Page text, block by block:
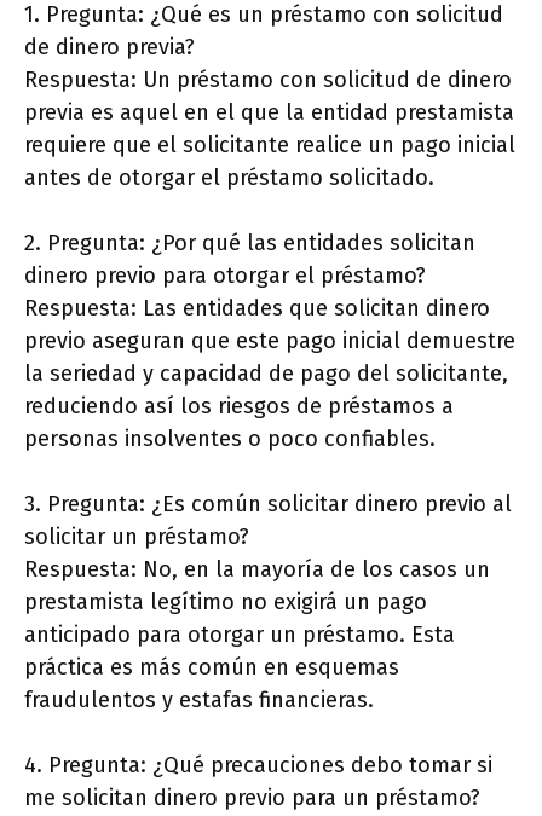
1. Pregunta: ¿Qué es un préstamo con solicitud
de dinero previa?
Respuesta: Un préstamo con solicitud de dinero
previa es aquel en el que la entidad prestamista
requiere que el solicitante realice un pago inicial
antes de otorgar el préstamo solicitado.
2. Pregunta: ¿Por qué las entidades solicitan
dinero previo para otorgar el préstamo?
Respuesta: Las entidades que solicitan dinero
previo aseguran que este pago inicial demuestre
la seriedad y capacidad de pago del solicitante,
reduciendo así los riesgos de préstamos a
personas insolventes o poco confiables.
3. Pregunta: ¿Es común solicitar dinero previo al
solicitar un préstamo?
Respuesta: No, en la mayoría de los casos un
prestamista legítimo no exigirá un pago
anticipado para otorgar un préstamo. Esta
práctica es más común en esquemas
fraudulentos y estafas financieras.
4. Pregunta: ¿Qué precauciones debo tomar si
me solicitan dinero previo para un préstamo?